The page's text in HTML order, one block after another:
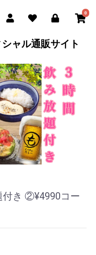
0
ャル通販サイト
付き ②¥4990コー